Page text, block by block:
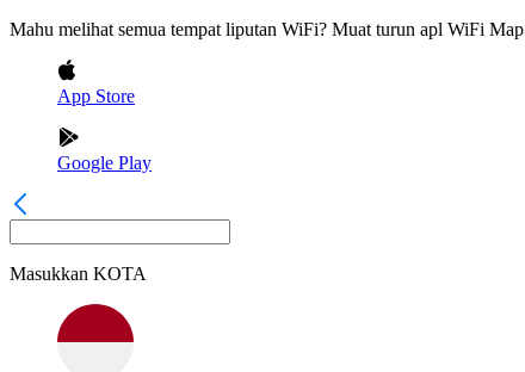
Mahu melihat semua tempat liputan WiFi? Muat turun apl WiFi Map
App Store
Google Play
Masukkan KOTA